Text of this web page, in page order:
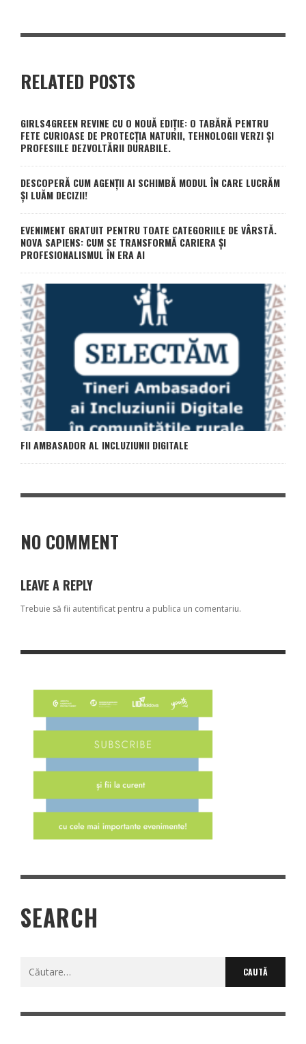
RELATED POSTS
GIRLS4GREEN REVINE CU O NOUĂ EDIȚIE: O TABĂRĂ PENTRU
FETE CURIOASE DE PROTECȚIA NATURII, TEHNOLOGII VERZI ȘI
PROFESIILE DEZVOLTĂRII DURABILE.
DESCOPERĂ CUM AGENȚII AI SCHIMBĂ MODUL ÎN CARE LUCRĂM
ȘI LUĂM DECIZII!
EVENIMENT GRATUIT PENTRU TOATE CATEGORIILE DE VÂRSTĂ.
NOVA SAPIENS: CUM SE TRANSFORMĂ CARIERA ȘI
PROFESIONALISMUL ÎN ERA AI
FII AMBASADOR AL INCLUZIUNII DIGITALE
NO COMMENT
LEAVE A REPLY
Trebuie să fii autentificat pentru a publica un comentariu.
SEARCH
Caută